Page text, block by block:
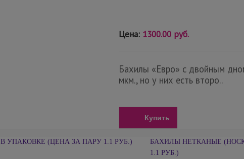
Цена: 1300.00 руб.
Бахилы «Евро» с двойным
мкм., но у них есть второ..
Купить
БАХИЛЫ НЕТКАНЫЕ
1.1 РУБ.)